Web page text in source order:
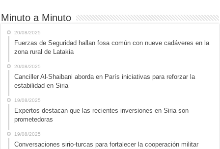
Minuto a Minuto
20/08/2025
Fuerzas de Seguridad hallan fosa común con nueve cadáveres en la
zona rural de Latakia
20/08/2025
Canciller Al-Shaibani aborda en París iniciativas para reforzar la
estabilidad en Siria
19/08/2025
Expertos destacan que las recientes inversiones en Siria son
prometedoras
19/08/2025
Conversaciones sirio-turcas para fortalecer la cooperación militar